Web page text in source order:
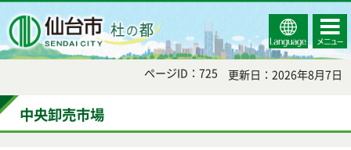
Select
Language
コンテ
ンツメ
ニュー
ページID：725 更新日：2026年8月7日
中央卸売市場